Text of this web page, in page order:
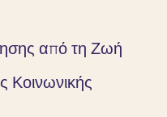
από τη Ζωή
Κοινωνικής